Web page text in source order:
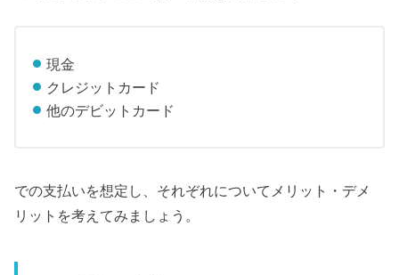
現金
クレジットカード
他のデビットカード
での支払いを想定し、それぞれについてメリット・デメ
リットを考えてみましょう。